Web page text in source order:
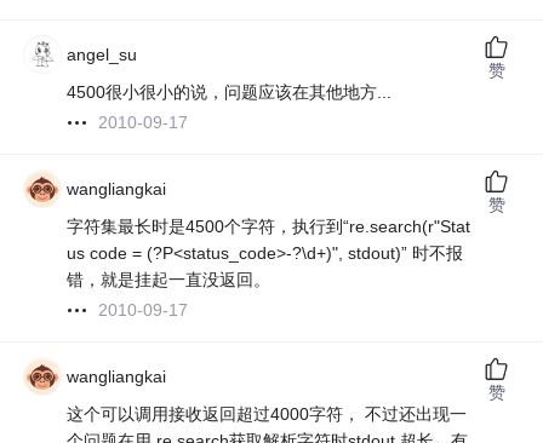
angel_su
4500很小很小的说，问题应该在其他地方...
2010-09-17
赞
wangliangkai
字符集最长时是4500个字符，执行到“re.search(r"Stat
us code = (?P<status_code>-?\d+)", stdout)” 时不报
错，就是挂起一直没返回。
2010-09-17
赞
wangliangkai
这个可以调用接收返回超过4000字符， 不过还出现一
赞